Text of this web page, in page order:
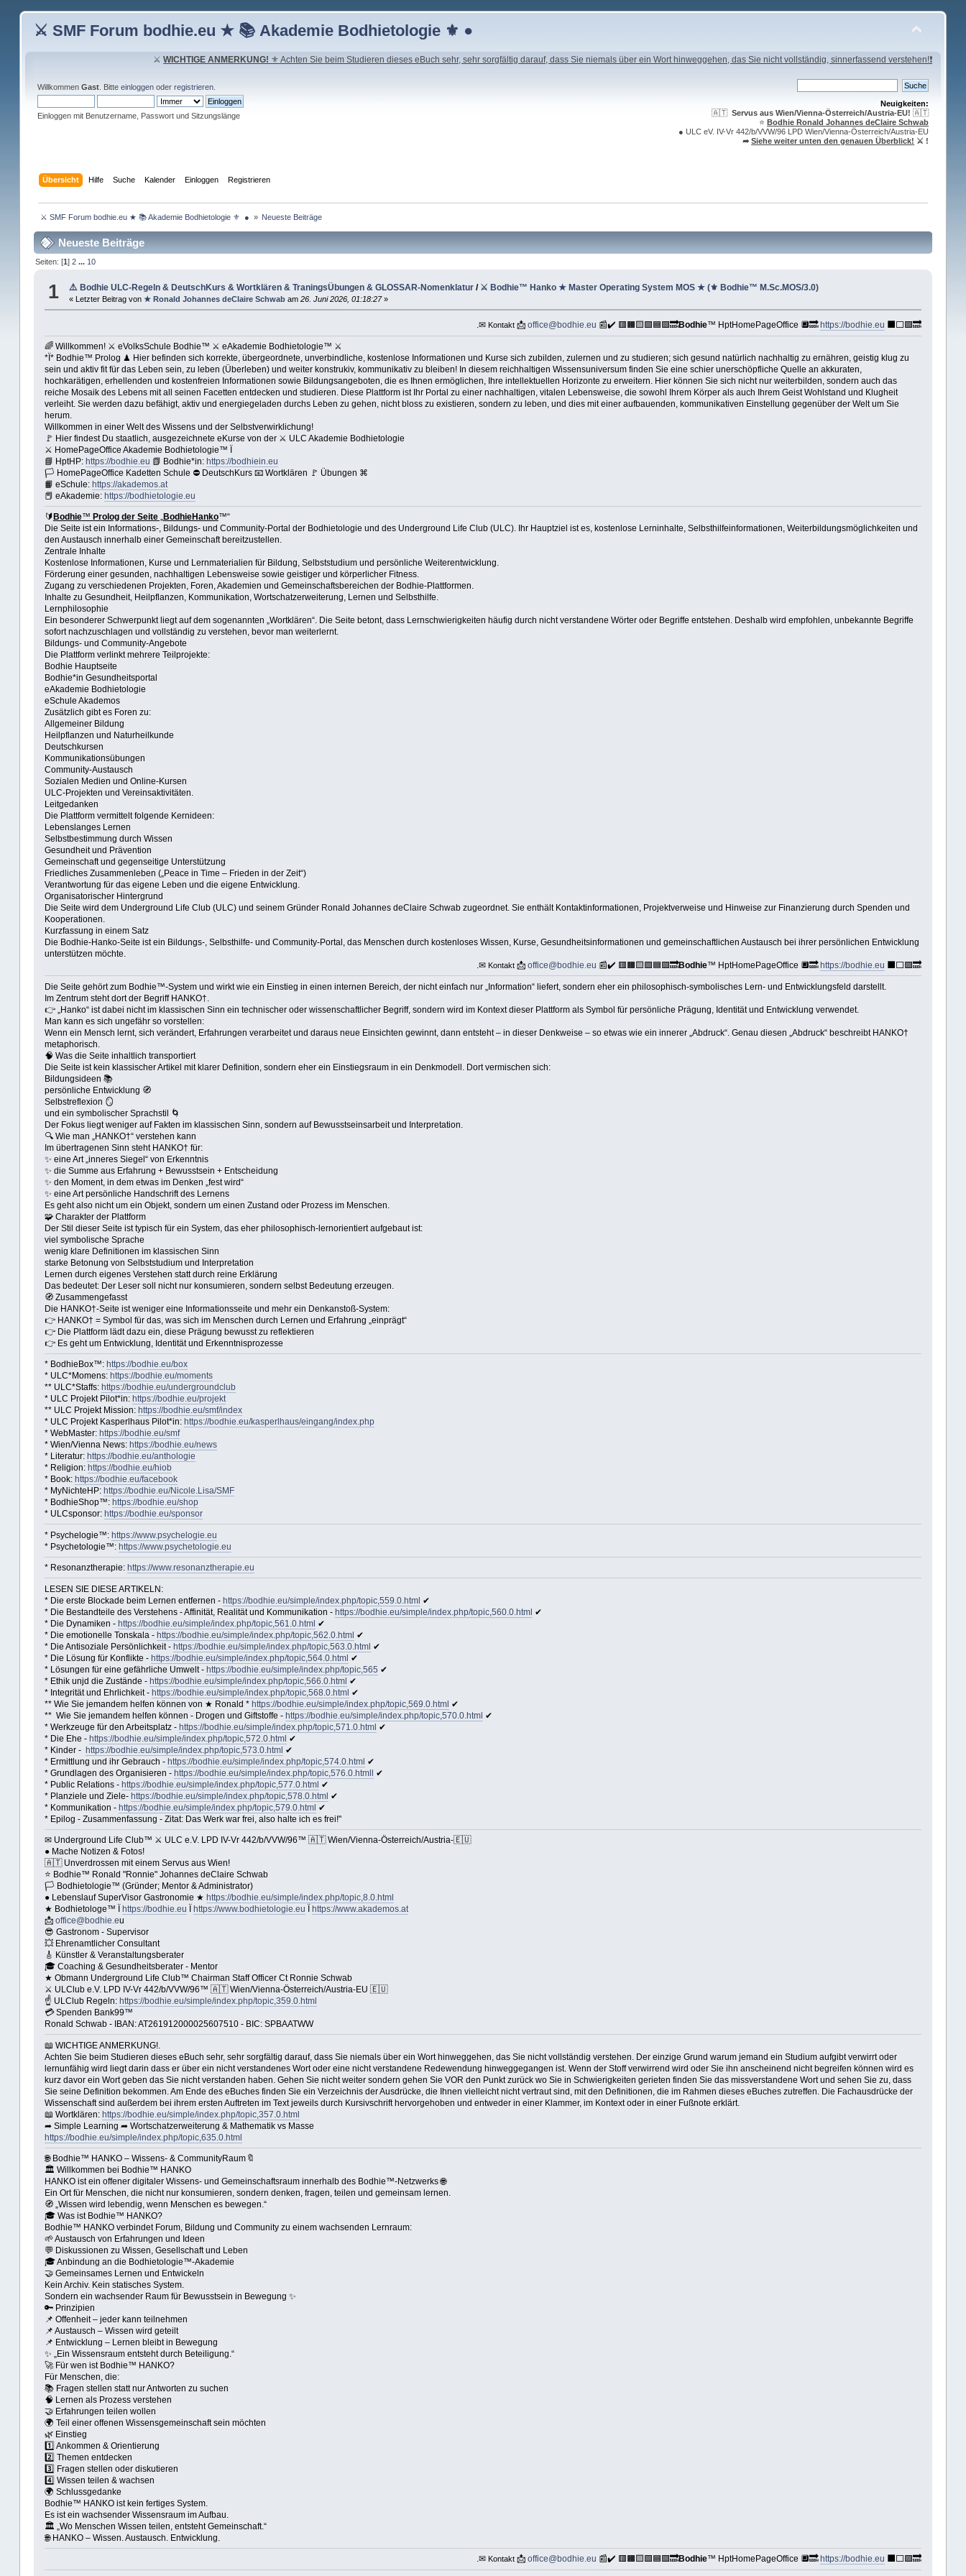
⚔ SMF Forum bodhie.eu ★ 📚 Akademie Bodhietologie ⚜ ●
⚔WICHTIGE ANMERKUNG! ⚜ Achten Sie beim Studieren dieses eBuch sehr, sehr sorgfältig darauf, dass Sie niemals über ein Wort hinweggehen, das Sie nicht vollständig, sinnerfassend verstehen!❗
Willkommen Gast. Bitte einloggenoder registrieren.
Einloggen mit Benutzername, Passwort und Sitzungslänge
Neuigkeiten:
🇦🇹Servus aus Wien/Vienna-Österreich/Austria-EU! 🇦🇹
⭐️Bodhie Ronald Johannes deClaire Schwab
● ULC eV. IV-Vr 442/b/VVW/96 LPD Wien/Vienna-Österreich/Austria-EU
➦Siehe weiter unten den genauen Überblick! ⚔ !
Übersicht Hilfe Suche Kalender Einloggen Registrieren
⚔ SMF Forum bodhie.eu ★ 📚 Akademie Bodhietologie ⚜  ● » Neueste Beiträge
Neueste Beiträge
Seiten: [1]2 ... 10
1 ⚠️ Bodhie ULC-Regeln & DeutschKurs & Wortklären & TraningsÜbungen & GLOSSAR-Nomenklatur/ ⚔ Bodhie™ Hanko ★ Master Operating System MOS ★ (⚜ Bodhie™ M.Sc.MOS/3.0)
« Letzter Beitrag von★ Ronald Johannes deClaire Schwab am 26. Juni 2026, 01:18:27»
.✉ Kontakt 📩office@bodhie.eu 📰✔️ 🟥🟧🟨🟩🟦🟪🔜Bodhie™ HptHomePageOffice 🔲🔜 https://bodhie.eu ⬛️⬜️🟪🔜
🌈 Willkommen! ⚔ eVolksSchule Bodhie™ ⚔ eAkademie Bodhietologie™ ⚔
*Ï* Bodhie™ Prolog ♟ Hier befinden sich korrekte, übergeordnete, unverbindliche, kostenlose Informationen und Kurse sich zubilden, zulernen und zu studieren; sich gesund natürlich nachhaltig zu ernähren, geistig klug zu
sein und aktiv fit für das Leben sein, zu leben (Überleben) und weiter konstrukiv, kommunikativ zu bleiben! In diesem reichhaltigen Wissensuniversum finden Sie eine schier unerschöpfliche Quelle an akkuraten,
hochkarätigen, erhellenden und kostenfreien Informationen sowie Bildungsangeboten, die es Ihnen ermöglichen, Ihre intellektuellen Horizonte zu erweitern. Hier können Sie sich nicht nur weiterbilden, sondern auch das
reiche Mosaik des Lebens mit all seinen Facetten entdecken und studieren. Diese Plattform ist Ihr Portal zu einer nachhaltigen, vitalen Lebensweise, die sowohl Ihrem Körper als auch Ihrem Geist Wohlstand und Klugheit
verleiht. Sie werden dazu befähigt, aktiv und energiegeladen durchs Leben zu gehen, nicht bloss zu existieren, sondern zu leben, und dies mit einer aufbauenden, kommunikativen Einstellung gegenüber der Welt um Sie
herum.
Willkommen in einer Welt des Wissens und der Selbstverwirklichung!
🚩 Hier findest Du staatlich, ausgezeichnete eKurse von der ⚔ ULC Akademie Bodhietologie
⚔ HomePageOffice Akademie Bodhietologie™ Ï
📘 HptHP: https://bodhie.eu 📗 Bodhie*in: https://bodhiein.eu
🏳 HomePageOffice Kadetten Schule ⛔ DeutschKurs 📧 Wortklären 🚩 Übungen ⌘
📙 eSchule: https://akademos.at
📕 eAkademie: https://bodhietologie.eu
🔰 Bodhie™ Prolog der Seite„BodhieHanko™“
Die Seite ist ein Informations-, Bildungs- und Community-Portal der Bodhietologie und des Underground Life Club (ULC). Ihr Hauptziel ist es, kostenlose Lerninhalte, Selbsthilfeinformationen, Weiterbildungsmöglichkeiten und
den Austausch innerhalb einer Gemeinschaft bereitzustellen.
Zentrale Inhalte
Kostenlose Informationen, Kurse und Lernmaterialien für Bildung, Selbststudium und persönliche Weiterentwicklung.
Förderung einer gesunden, nachhaltigen Lebensweise sowie geistiger und körperlicher Fitness.
Zugang zu verschiedenen Projekten, Foren, Akademien und Gemeinschaftsbereichen der Bodhie-Plattformen.
Inhalte zu Gesundheit, Heilpflanzen, Kommunikation, Wortschatzerweiterung, Lernen und Selbsthilfe.
Lernphilosophie
Ein besonderer Schwerpunkt liegt auf dem sogenannten „Wortklären“. Die Seite betont, dass Lernschwierigkeiten häufig durch nicht verstandene Wörter oder Begriffe entstehen. Deshalb wird empfohlen, unbekannte Begriffe
sofort nachzuschlagen und vollständig zu verstehen, bevor man weiterlernt.
Bildungs- und Community-Angebote
Die Plattform verlinkt mehrere Teilprojekte:
Bodhie Hauptseite
Bodhie*in Gesundheitsportal
eAkademie Bodhietologie
eSchule Akademos
Zusätzlich gibt es Foren zu:
Allgemeiner Bildung
Heilpflanzen und Naturheilkunde
Deutschkursen
Kommunikationsübungen
Community-Austausch
Sozialen Medien und Online-Kursen
ULC-Projekten und Vereinsaktivitäten.
Leitgedanken
Die Plattform vermittelt folgende Kernideen:
Lebenslanges Lernen
Selbstbestimmung durch Wissen
Gesundheit und Prävention
Gemeinschaft und gegenseitige Unterstützung
Friedliches Zusammenleben („Peace in Time – Frieden in der Zeit“)
Verantwortung für das eigene Leben und die eigene Entwicklung.
Organisatorischer Hintergrund
Die Seite wird dem Underground Life Club (ULC) und seinem Gründer Ronald Johannes deClaire Schwab zugeordnet. Sie enthält Kontaktinformationen, Projektverweise und Hinweise zur Finanzierung durch Spenden und
Kooperationen.
Kurzfassung in einem Satz
Die Bodhie-Hanko-Seite ist ein Bildungs-, Selbsthilfe- und Community-Portal, das Menschen durch kostenloses Wissen, Kurse, Gesundheitsinformationen und gemeinschaftlichen Austausch bei ihrer persönlichen Entwicklung
unterstützen möchte.
.✉ Kontakt 📩office@bodhie.eu 📰✔️ 🟥🟧🟨🟩🟦🟪🔜Bodhie™ HptHomePageOffice 🔲🔜 https://bodhie.eu ⬛️⬜️🟪🔜
Die Seite gehört zum Bodhie™-System und wirkt wie ein Einstieg in einen internen Bereich, der nicht einfach nur „Information“ liefert, sondern eher ein philosophisch-symbolisches Lern- und Entwicklungsfeld darstellt.
Im Zentrum steht dort der Begriff HANKO†.
👉 „Hanko“ ist dabei nicht im klassischen Sinn ein technischer oder wissenschaftlicher Begriff, sondern wird im Kontext dieser Plattform als Symbol für persönliche Prägung, Identität und Entwicklung verwendet.
Man kann es sich ungefähr so vorstellen:
Wenn ein Mensch lernt, sich verändert, Erfahrungen verarbeitet und daraus neue Einsichten gewinnt, dann entsteht – in dieser Denkweise – so etwas wie ein innerer „Abdruck“. Genau diesen „Abdruck“ beschreibt HANKO†
metaphorisch.
🧠 Was die Seite inhaltlich transportiert
Die Seite ist kein klassischer Artikel mit klarer Definition, sondern eher ein Einstiegsraum in ein Denkmodell. Dort vermischen sich:
Bildungsideen 📚
persönliche Entwicklung 🧭
Selbstreflexion 🪞
und ein symbolischer Sprachstil 🌀
Der Fokus liegt weniger auf Fakten im klassischen Sinn, sondern auf Bewusstseinsarbeit und Interpretation.
🔍 Wie man „HANKO†“ verstehen kann
Im übertragenen Sinn steht HANKO† für:
✨ eine Art „inneres Siegel“ von Erkenntnis
✨ die Summe aus Erfahrung + Bewusstsein + Entscheidung
✨ den Moment, in dem etwas im Denken „fest wird“
✨ eine Art persönliche Handschrift des Lernens
Es geht also nicht um ein Objekt, sondern um einen Zustand oder Prozess im Menschen.
🧩 Charakter der Plattform
Der Stil dieser Seite ist typisch für ein System, das eher philosophisch-lernorientiert aufgebaut ist:
viel symbolische Sprache
wenig klare Definitionen im klassischen Sinn
starke Betonung von Selbststudium und Interpretation
Lernen durch eigenes Verstehen statt durch reine Erklärung
Das bedeutet: Der Leser soll nicht nur konsumieren, sondern selbst Bedeutung erzeugen.
🧭 Zusammengefasst
Die HANKO†-Seite ist weniger eine Informationsseite und mehr ein Denkanstoß-System:
👉 HANKO† = Symbol für das, was sich im Menschen durch Lernen und Erfahrung „einprägt“
👉 Die Plattform lädt dazu ein, diese Prägung bewusst zu reflektieren
👉 Es geht um Entwicklung, Identität und Erkenntnisprozesse
* BodhieBox™: https://bodhie.eu/box
* ULC*Momens: https://bodhie.eu/moments
** ULC*Staffs: https://bodhie.eu/undergroundclub
* ULC Projekt Pilot*in: https://bodhie.eu/projekt
** ULC Projekt Mission: https://bodhie.eu/smf/index
* ULC Projekt Kasperlhaus Pilot*in: https://bodhie.eu/kasperlhaus/eingang/index.php
* WebMaster: https://bodhie.eu/smf
* Wien/Vienna News: https://bodhie.eu/news
* Literatur: https://bodhie.eu/anthologie
* Religion: https://bodhie.eu/hiob
* Book: https://bodhie.eu/facebook
* MyNichteHP: https://bodhie.eu/Nicole.Lisa/SMF
* BodhieShop™: https://bodhie.eu/shop
* ULCsponsor: https://bodhie.eu/sponsor
* Psychelogie™: https://www.psychelogie.eu
* Psychetologie™: https://www.psychetologie.eu
* Resonanztherapie: https://www.resonanztherapie.eu
LESEN SIE DIESE ARTIKELN:
* Die erste Blockade beim Lernen entfernen - https://bodhie.eu/simple/index.php/topic,559.0.html ✔
* Die Bestandteile des Verstehens - Affinität, Realität und Kommunikation - https://bodhie.eu/simple/index.php/topic,560.0.html ✔
* Die Dynamiken - https://bodhie.eu/simple/index.php/topic,561.0.html ✔
* Die emotionelle Tonskala - https://bodhie.eu/simple/index.php/topic,562.0.html ✔
* Die Antisoziale Persönlichkeit - https://bodhie.eu/simple/index.php/topic,563.0.html ✔
* Die Lösung für Konflikte - https://bodhie.eu/simple/index.php/topic,564.0.html ✔
* Lösungen für eine gefährliche Umwelt - https://bodhie.eu/simple/index.php/topic,565 ✔
* Ethik unjd die Zustände - https://bodhie.eu/simple/index.php/topic,566.0.html ✔
* Integrität und Ehrlichkeit - https://bodhie.eu/simple/index.php/topic,568.0.html ✔
** Wie Sie jemandem helfen können von ★ Ronald * https://bodhie.eu/simple/index.php/topic,569.0.html ✔
** Wie Sie jemandem helfen können - Drogen und Giftstoffe - https://bodhie.eu/simple/index.php/topic,570.0.html ✔
* Werkzeuge für den Arbeitsplatz - https://bodhie.eu/simple/index.php/topic,571.0.html ✔
* Die Ehe - https://bodhie.eu/simple/index.php/topic,572.0.html ✔
* Kinder - https://bodhie.eu/simple/index.php/topic,573.0.html ✔
* Ermittlung und ihr Gebrauch - https://bodhie.eu/simple/index.php/topic,574.0.html ✔
* Grundlagen des Organisieren - https://bodhie.eu/simple/index.php/topic,576.0.htmll ✔
* Public Relations - https://bodhie.eu/simple/index.php/topic,577.0.html ✔
* Planziele und Ziele- https://bodhie.eu/simple/index.php/topic,578.0.html ✔
* Kommunikation - https://bodhie.eu/simple/index.php/topic,579.0.html ✔
* Epilog - Zusammenfassung - Zitat: Das Werk war frei, also halte ich es frei!"
✉ Underground Life Club™ ⚔ ULC e.V. LPD IV-Vr 442/b/VVW/96™ 🇦🇹 Wien/Vienna-Österreich/Austria-🇪🇺
● Mache Notizen & Fotos!
🇦🇹 Unverdrossen mit einem Servus aus Wien!
⭐️ Bodhie™ Ronald "Ronnie" Johannes deClaire Schwab
🏳 Bodhietologie™ (Gründer; Mentor & Administrator)
● Lebenslauf SuperVisor Gastronomie ★ https://bodhie.eu/simple/index.php/topic,8.0.html
★ Bodhietologe™ Ï
https://bodhie.eu https://www.bodhietologie.eu
https://www.akademos.at
📩 office@bodhie.eu
😎 Gastronom - Supervisor
💥 Ehrenamtlicher Consultant
🎸 Künstler & Veranstaltungsberater
🎓 Coaching & Gesundheitsberater - Mentor
★ Obmann Underground Life Club™ Chairman Staff Officer Ct Ronnie Schwab
⚔ ULClub e.V. LPD IV-Vr 442/b/VVW/96™ 🇦🇹 Wien/Vienna-Österreich/Austria-EU 🇪🇺
☝ ULClub Regeln: https://bodhie.eu/simple/index.php/topic,359.0.html
💳 Spenden Bank99™
Ronald Schwab - IBAN: AT261912000025607510 - BIC: SPBAATWW
📖 WICHTIGE ANMERKUNG!.
Achten Sie beim Studieren dieses eBuch sehr, sehr sorgfältig darauf, dass Sie niemals über ein Wort hinweggehen, das Sie nicht vollständig verstehen. Der einzige Grund warum jemand ein Studium aufgibt verwirrt oder
lernunfähig wird liegt darin dass er über ein nicht verstandenes Wort oder eine nicht verstandene Redewendung hinweggegangen ist. Wenn der Stoff verwirrend wird oder Sie ihn anscheinend nicht begreifen können wird es
kurz davor ein Wort geben das Sie nicht verstanden haben. Gehen Sie nicht weiter sondern gehen Sie VOR den Punkt zurück wo Sie in Schwierigkeiten gerieten finden Sie das missverstandene Wort und sehen Sie zu, dass
Sie seine Definition bekommen. Am Ende des eBuches finden Sie ein Verzeichnis der Ausdrücke, die Ihnen vielleicht nicht vertraut sind, mit den Definitionen, die im Rahmen dieses eBuches zutreffen. Die Fachausdrücke der
Wissenschaft sind außerdem bei ihrem ersten Auftreten im Text jeweils durch Kursivschrift hervorgehoben und entweder in einer Klammer, im Kontext oder in einer Fußnote erklärt.
📖 Wortklären: https://bodhie.eu/simple/index.php/topic,357.0.html
➦ Simple Learning ➦ Wortschatzerweiterung & Mathematik vs Masse
https://bodhie.eu/simple/index.php/topic,635.0.html
🌐 Bodhie™ HANKO – Wissens- & CommunityRaum🔖
🏛 Willkommen bei Bodhie™ HANKO
HANKO ist ein offener digitaler Wissens- und Gemeinschaftsraum innerhalb des Bodhie™-Netzwerks 🌐
Ein Ort für Menschen, die nicht nur konsumieren, sondern denken, fragen, teilen und gemeinsam lernen.
🧭 „Wissen wird lebendig, wenn Menschen es bewegen.“
🎓 Was ist Bodhie™ HANKO?
Bodhie™ HANKO verbindet Forum, Bildung und Community zu einem wachsenden Lernraum:
🌱 Austausch von Erfahrungen und Ideen
💬 Diskussionen zu Wissen, Gesellschaft und Leben
🎓 Anbindung an die Bodhietologie™-Akademie
🤝 Gemeinsames Lernen und Entwickeln
Kein Archiv. Kein statisches System.
Sondern ein wachsender Raum für Bewusstsein in Bewegung ✨
🔑 Prinzipien
📌 Offenheit – jeder kann teilnehmen
📌 Austausch – Wissen wird geteilt
📌 Entwicklung – Lernen bleibt in Bewegung
✨ „Ein Wissensraum entsteht durch Beteiligung.“
🚀 Für wen ist Bodhie™ HANKO?
Für Menschen, die:
📚 Fragen stellen statt nur Antworten zu suchen
🧠 Lernen als Prozess verstehen
🤝 Erfahrungen teilen wollen
🌍 Teil einer offenen Wissensgemeinschaft sein möchten
🌿 Einstieg
1️⃣ Ankommen & Orientierung
2️⃣ Themen entdecken
3️⃣ Fragen stellen oder diskutieren
4️⃣ Wissen teilen & wachsen
🌍 Schlussgedanke
Bodhie™ HANKO ist kein fertiges System.
Es ist ein wachsender Wissensraum im Aufbau.
🏛 „Wo Menschen Wissen teilen, entsteht Gemeinschaft.“
🌐 HANKO – Wissen. Austausch. Entwicklung.
.✉ Kontakt 📩office@bodhie.eu 📰✔️ 🟥🟧🟨🟩🟦🟪🔜Bodhie™ HptHomePageOffice 🔲🔜 https://bodhie.eu ⬛️⬜️🟪🔜